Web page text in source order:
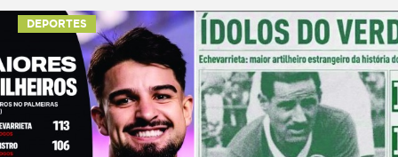
DEPORTES